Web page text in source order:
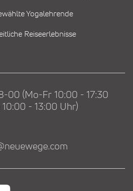
Yogalehrende
Reiseerlebnisse
00 (Mo-Fr 10:00 - 17:30
10:00 - 13:00 Uhr)